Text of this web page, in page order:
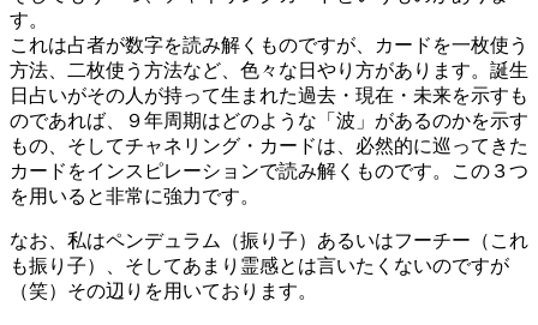
す。
これは占者が数字を読み解くものですが、カードを一枚使う
方法、二枚使う方法など、色々な日​やり方があります。誕生
日占いがその人が持って生まれた過去・現在・未来を示すも
のであれば、９年周期はどのような「波」があるのかを示す
もの、そしてチャネリング・カードは、必然的に巡ってきた
カードをインスピレーションで読み解くものです。この３つ
を用いると非常に強力です。
なお、私はペンデュラム（振り子）あるいはフーチー（これ
も振り子）、そしてあまり霊感とは言いたくないのですが
（笑）その辺りを用いております。